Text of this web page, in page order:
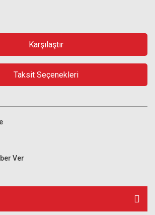
Karşılaştır
Taksit Seçenekleri
Ver